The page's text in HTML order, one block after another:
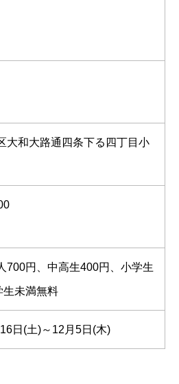
大和大路通四条下る四丁目小
700円、中高生400円、小学生
生未満無料
日(土)～12月5日(木)